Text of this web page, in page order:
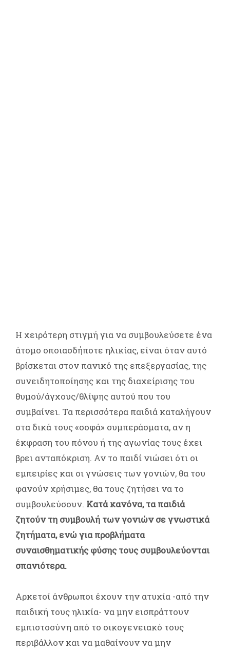
Η χειρότερη στιγμή για να συμβουλεύσετε ένα
άτομο οποιασδήποτε ηλικίας, είναι όταν αυτό
βρίσκεται στον πανικό της επεξεργασίας, της
συνειδητοποίησης και της διαχείρισης του
θυμού/άγχους/θλίψης αυτού που του
συμβαίνει. Τα περισσότερα παιδιά καταλήγουν
στα δικά τους «σοφά» συμπεράσματα, αν η
έκφραση του πόνου ή της αγωνίας τους έχει
βρει ανταπόκριση. Αν το παιδί νιώσει ότι οι
εμπειρίες και οι γνώσεις των γονιών, θα του
φανούν χρήσιμες, θα τους ζητήσει να το
συμβουλεύσουν. Κατά κανόνα, τα παιδιά
ζητούν τη συμβουλή των γονιών σε γνωστικά
ζητήματα, ενώ για προβλήματα
συναισθηματικής φύσης τους συμβουλεύονται
σπανιότερα.
Αρκετοί άνθρωποι έχουν την ατυχία -από την
παιδική τους ηλικία- να μην εισπράττουν
εμπιστοσύνη από το οικογενειακό τους
περιβάλλον και να μαθαίνουν να μην